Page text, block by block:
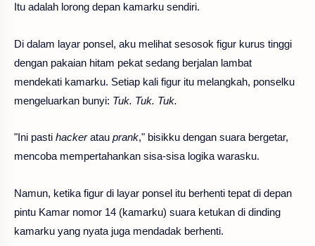
Itu adalah lorong depan kamarku sendiri.
Di dalam layar ponsel, aku melihat sesosok figur kurus tinggi
dengan pakaian hitam pekat sedang berjalan lambat
mendekati kamarku. Setiap kali figur itu melangkah, ponselku
mengeluarkan bunyi: Tuk. Tuk. Tuk.
"Ini pasti hackeratau prank," bisikku dengan suara bergetar,
mencoba mempertahankan sisa-sisa logika warasku.
Namun, ketika figur di layar ponsel itu berhenti tepat di depan
pintu Kamar nomor 14 (kamarku) suara ketukan di dinding
kamarku yang nyata juga mendadak berhenti.